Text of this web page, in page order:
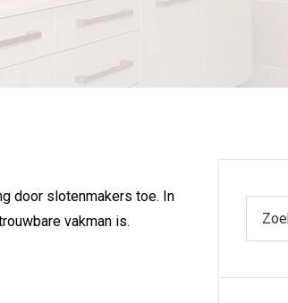
door slotenmakers toe. In
vakman is.